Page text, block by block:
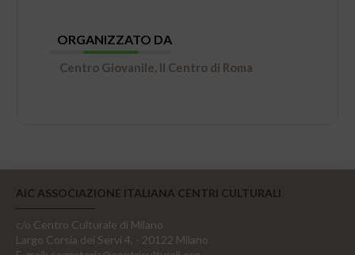
ORGANIZZATO DA
Centro Giovanile, Il Centro di Roma
AIC ASSOCIAZIONE ITALIANA CENTRI CULTURALI
c/o Centro Culturale di Milano
Largo Corsia dei Servi 4, - 20122 Milano